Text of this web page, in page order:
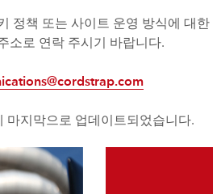
정책 또는 사이트 운영 방식에 대한
소로 연락 주시기 바랍니다.
마지막으로 업데이트되었습니다.